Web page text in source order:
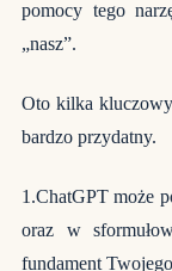
pomocy tego
„nasz”.
Oto kilka
bardzo przydatny.
1.ChatGPT może
oraz w
fundament